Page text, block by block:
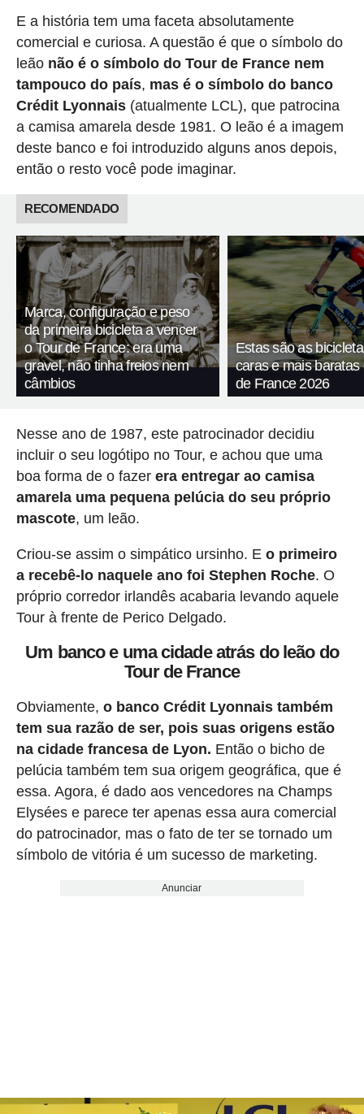
E a história tem uma faceta absolutamente
comercial e curiosa. A questão é que o símbolo do
leão não é o símbolo do Tour de France nem
tampouco do país, mas é o símbolo do banco
Crédit Lyonnais(atualmente LCL), que patrocina
a camisa amarela desde 1981. O leão é a imagem
deste banco e foi introduzido alguns anos depois,
então o resto você pode imaginar.
RECOMENDADO
Marca, configuração e peso
da primeira bicicleta a vencer
o Tour de France: era uma
gravel, não tinha freios nem
câmbios
Estas são as
caras e mais baratas
de France 2026
Nesse ano de 1987, este patrocinador decidiu
incluir o seu logótipo no Tour, e achou que uma
boa forma de o fazer era entregar ao camisa
amarela uma pequena pelúcia do seu próprio
mascote, um leão.
Criou-se assim o simpático ursinho. E o primeiro
a recebê-lo naquele ano foi Stephen Roche. O
próprio corredor irlandês acabaria levando aquele
Tour à frente de Perico Delgado.
Um banco e uma cidade atrás do leão do
Tour de France
Obviamente, o banco Crédit Lyonnais também
tem sua razão de ser, pois suas origens estão
na cidade francesa de Lyon. Então o bicho de
pelúcia também tem sua origem geográfica, que é
essa. Agora, é dado aos vencedores na Champs
Elysées e parece ter apenas essa aura comercial
do patrocinador, mas o fato de ter se tornado um
símbolo de vitória é um sucesso de marketing.
Anunciar